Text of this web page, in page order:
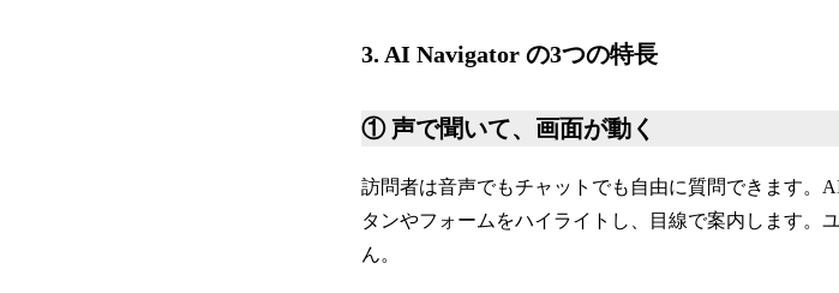
3. AI Navigator の3つの特長
① 声で聞いて、画面が動く
訪問者は音声でもチャットでも自由に質問できます。
タンやフォームをハイライトし、目線で案内します。
ん。